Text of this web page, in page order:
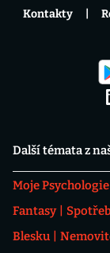
Další témata z
Moje Psychologie
Fantasy
Blesku
Kontakty